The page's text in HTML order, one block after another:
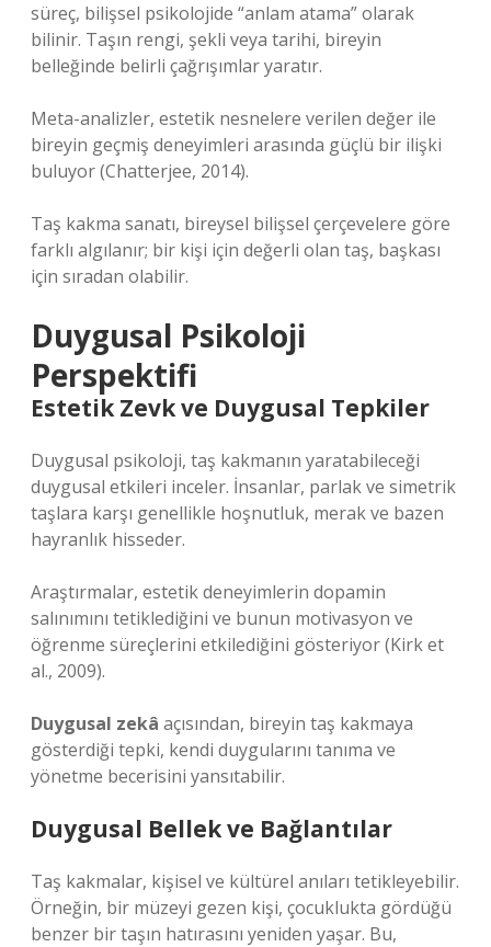
süreç, bilişsel psikolojide “anlam atama” olarak
bilinir. Taşın rengi, şekli veya tarihi, bireyin
belleğinde belirli çağrışımlar yaratır.
Meta-analizler, estetik nesnelere verilen değer ile
bireyin geçmiş deneyimleri arasında güçlü bir ilişki
buluyor (Chatterjee, 2014).
Taş kakma sanatı, bireysel bilişsel çerçevelere göre
farklı algılanır; bir kişi için değerli olan taş, başkası
için sıradan olabilir.
Duygusal Psikoloji
Perspektifi
Estetik Zevk ve Duygusal Tepkiler
Duygusal psikoloji, taş kakmanın yaratabileceği
duygusal etkileri inceler. İnsanlar, parlak ve simetrik
taşlara karşı genellikle hoşnutluk, merak ve bazen
hayranlık hisseder.
Araştırmalar, estetik deneyimlerin dopamin
salınımını tetiklediğini ve bunun motivasyon ve
öğrenme süreçlerini etkilediğini gösteriyor (Kirk et
al., 2009).
Duygusal zekâ açısından, bireyin taş kakmaya
gösterdiği tepki, kendi duygularını tanıma ve
yönetme becerisini yansıtabilir.
Duygusal Bellek ve Bağlantılar
Taş kakmalar, kişisel ve kültürel anıları tetikleyebilir.
Örneğin, bir müzeyi gezen kişi, çocuklukta gördüğü
benzer bir taşın hatırasını yeniden yaşar. Bu,